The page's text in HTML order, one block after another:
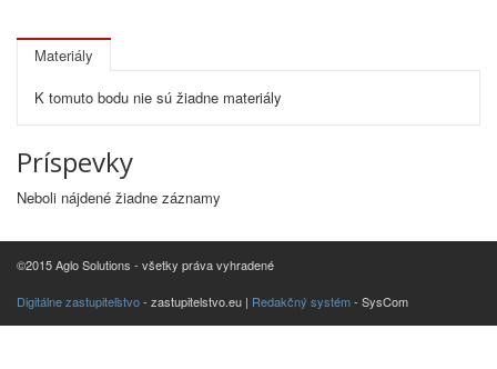
Materiály
K tomuto bodu nie sú žiadne materiály
Príspevky
Neboli nájdené žiadne záznamy
©2015 Aglo Solutions - všetky práva vyhradené
Digitálne zastupiteľstvo- zastupitelstvo.eu | Redakčný systém- SysCom